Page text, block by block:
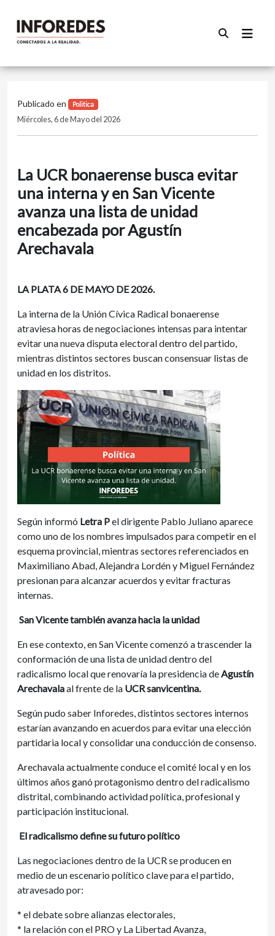
Publicado en Politica
Miércoles, 6 de Mayo del 2026
La UCR bonaerense busca evitar
una interna y en San Vicente
avanza una lista de unidad
encabezada por Agustín
Arechavala
LA PLATA 6 DE MAYO DE 2026.
La interna de la Unión Cívica Radical bonaerense
atraviesa horas de negociaciones intensas para intentar
evitar una nueva disputa electoral dentro del partido,
mientras distintos sectores buscan consensuar listas de
unidad en los distritos.
Según informó Letra Pel dirigente Pablo Juliano aparece
como uno de los nombres impulsados para competir en el
esquema provincial, mientras sectores referenciados en
Maximiliano Abad, Alejandra Lordén y Miguel Fernández
presionan para alcanzar acuerdos y evitar fracturas
internas.
San Vicente también avanza hacia la unidad
En ese contexto, en San Vicente comenzó a trascender la
conformación de una lista de unidad dentro del
radicalismo local que renovaría la presidencia deAgustín
Arechavalaal frente de la UCR sanvicentina.
Según pudo saber Inforedes, distintos sectores internos
estarían avanzando en acuerdos para evitar una elección
partidaria local y consolidar una conducción de consenso.
Arechavala actualmente conduce el comité local y en los
últimos años ganó protagonismo dentro del radicalismo
distrital, combinando actividad política, profesional y
participación institucional.
El radicalismo define su futuro político
Las negociaciones dentro de la UCR se producen en
medio de un escenario político clave para el partido,
atravesado por:
* el debate sobre alianzas electorales,
* la relación con el PRO y La Libertad Avanza,